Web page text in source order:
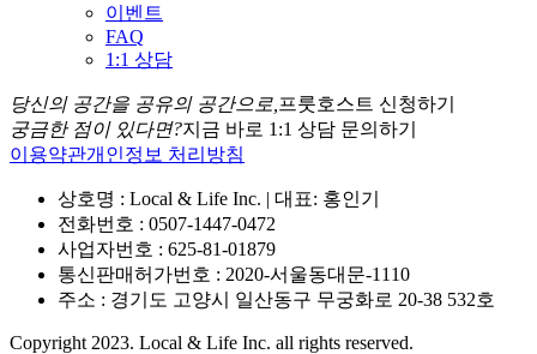
이벤트
FAQ
1:1 상담
당신의 공간을 공유의 공간으로, 프룻호스트 신청하기
궁금한 점이 있다면?지금 바로 1:1 상담 문의하기
이용약관개인정보 처리방침
상호명 : Local & Life Inc. | 대표: 홍인기
전화번호 : 0507-1447-0472
사업자번호 : 625-81-01879
통신판매허가번호 : 2020-서울동대문-1110
주소 : 경기도 고양시 일산동구 무궁화로 20-38 532호
Copyright 2023. Local & Life Inc. all rights reserved.